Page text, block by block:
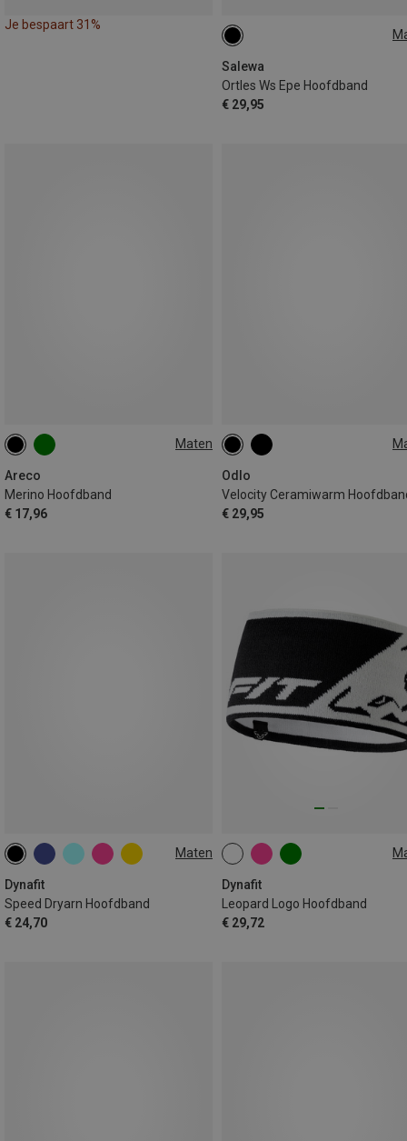
Je bespaart 31%
Salewa
Ortles Ws Epe Hoofdband
€ 29,95
58
Maten
Areco
Merino Hoofdband
€ 17,96
ONE SIZE
Odlo
Velocity Ceramiwarm
€ 29,95
ONE SIZE
Maten
Dynafit
Speed Dryarn Hoofdband
€ 24,70
ONE SIZE
Dynafit
Leopard Logo Hoofdband
€ 29,72
ONE SIZE